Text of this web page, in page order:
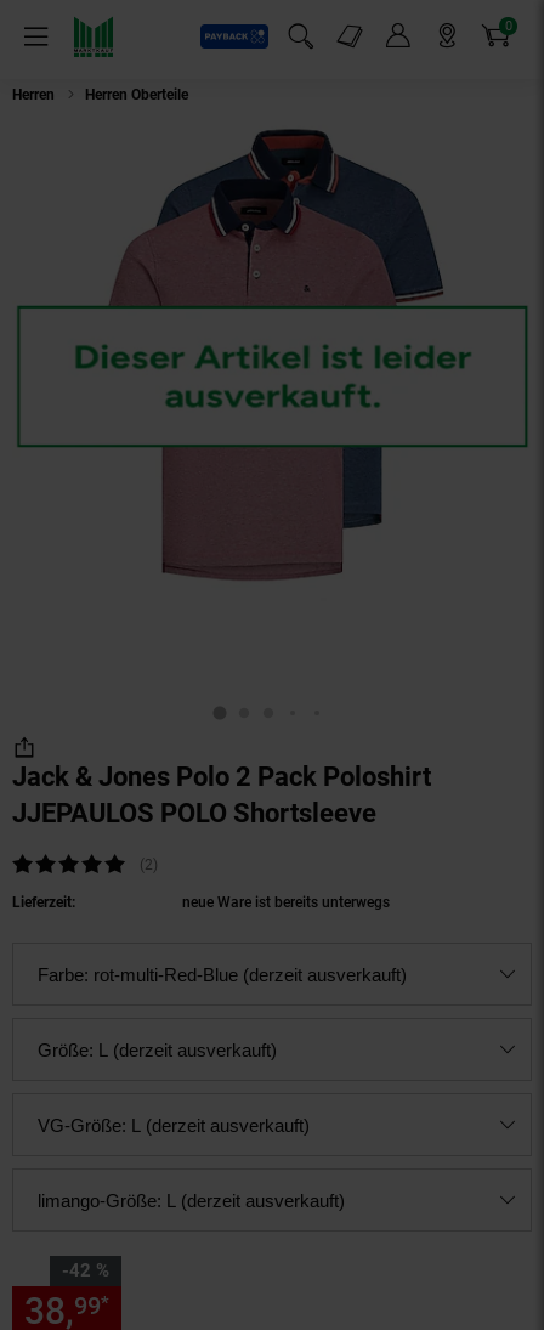
Menü
Payback
Suchfeld einblenden
Markt-Angebote 0
Artikel
Herren Herren Oberteile
Jack & Jones Polo 2 Pack Poloshirt
JJEPAULOS POLO Shortsleeve
Kundenbewertung: 5 von 5 Sternen
(2Kundenbewertungen
)
Lieferzeit: neue Ware ist bereits unterwegs
Farbe: rot-multi-Red-Blue (derzeit ausverkauft)
Größe: L (derzeit ausverkauft)
VG-Größe: L (derzeit ausverkauft)
limango-Größe: L (derzeit ausverkauft)
-42 %
Sie Sparen 42 Prozent,
38,99*